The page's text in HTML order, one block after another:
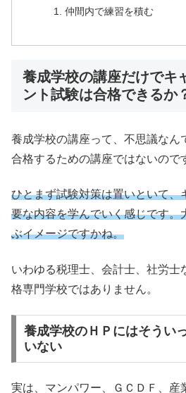
仲間内で練習を積む
養成学校の講座だけでキ
ント試験は合格できるか
養成学校の講座って、不思議なん
合格するための講座ではないので
ひとまず試験対策は置いといて、
要な内容を学んでいく感じです。
ぶイメージですかね。
いわゆる税理士、会計士、社労士
格専門学校ではありません。
養成学校のＨＰにはそうい
いない
実は、マンパワー、ＧＣＤＦ、産